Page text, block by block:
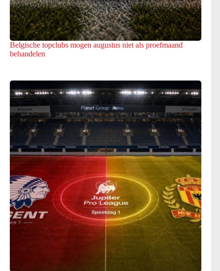
Belgische topclubs mogen augustus niet als proefmaand
behandelen